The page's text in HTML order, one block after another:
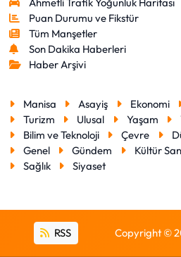
Puan Durumu ve Fikstür
Tüm Manşetler
Son Dakika Haberleri
Haber Arşivi
Manisa Asayiş Ekonomi
Turizm
Ulusal Yaşam
Bilim ve Teknoloji
Çevre
Genel
Gündem Kültür
Sağlık
Siyaset
RSS Copyright ©